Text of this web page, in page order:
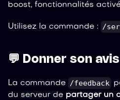
boost, fonctionnalités
Utilisez la commande : /
💬 Donner son avis
La commande /feedback
du serveur de partager un